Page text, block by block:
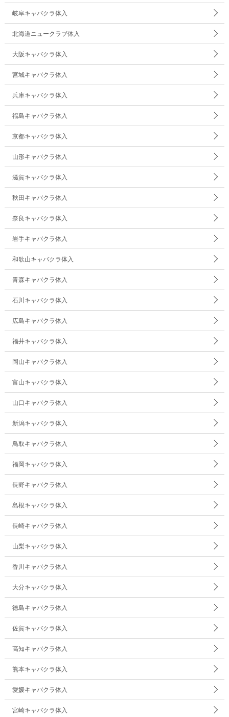
岐阜キャバクラ体入
北海道ニュークラブ体入
大阪キャバクラ体入
宮城キャバクラ体入
兵庫キャバクラ体入
福島キャバクラ体入
京都キャバクラ体入
山形キャバクラ体入
滋賀キャバクラ体入
秋田キャバクラ体入
奈良キャバクラ体入
岩手キャバクラ体入
和歌山キャバクラ体入
青森キャバクラ体入
石川キャバクラ体入
広島キャバクラ体入
福井キャバクラ体入
岡山キャバクラ体入
富山キャバクラ体入
山口キャバクラ体入
新潟キャバクラ体入
鳥取キャバクラ体入
福岡キャバクラ体入
長野キャバクラ体入
島根キャバクラ体入
長崎キャバクラ体入
山梨キャバクラ体入
香川キャバクラ体入
大分キャバクラ体入
徳島キャバクラ体入
佐賀キャバクラ体入
高知キャバクラ体入
熊本キャバクラ体入
愛媛キャバクラ体入
宮崎キャバクラ体入